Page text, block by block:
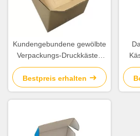
Kundengebundene gewölbte
Verpackungs-Druckkästen
für Ausstellung/das
Verpacken/Verschiffen
Bestpreis erhalten